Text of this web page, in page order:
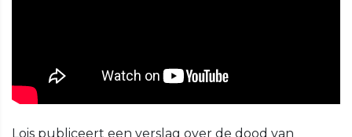
Lois publiceert een verslag over de dood van